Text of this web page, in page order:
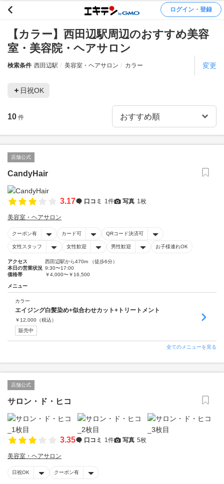
ログイン・登録
【カラー】西田辺駅周辺のおすすめ美容
室・美容院・ヘアサロン
検索条件 西田辺駅 美容室・ヘアサロン カラー 変更
日祝OK
10 件
店舗公式
CandyHair
3.17 口コミ 1件 写真 1枚
美容室・ヘアサロン
クーポン有 カード可 QRコード決済可
女性スタッフ 女性歓迎 男性歓迎 お子様連れOK
アクセス
西田辺駅から470m （徒歩6分）
本日の営業状況 9:30〜17:00
価格帯
￥4,000〜￥16,500
メニュー
カラー
エイジング白髪染め+似合わせカット+トリートメント
￥ 12,000 （税込）
販売中
全てのメニューを見る
店舗公式
サロン・ド・ヒコ
3.35 口コミ 1件 写真 5枚
美容室・ヘアサロン
日祝OK クーポン有